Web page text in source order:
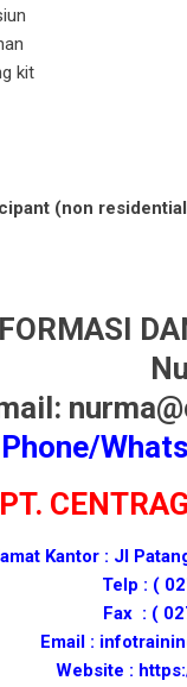
kit
(non
PT.
Kantor : Jl
Telp : (
Fax : (
Email :
Website :